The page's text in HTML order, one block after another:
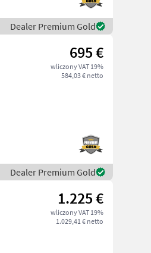
Dealer Premium Gold
695 €
wliczony VAT 19%
584,03 € netto
Dealer Premium Gold
1.225 €
wliczony VAT 19%
1.029,41 € netto